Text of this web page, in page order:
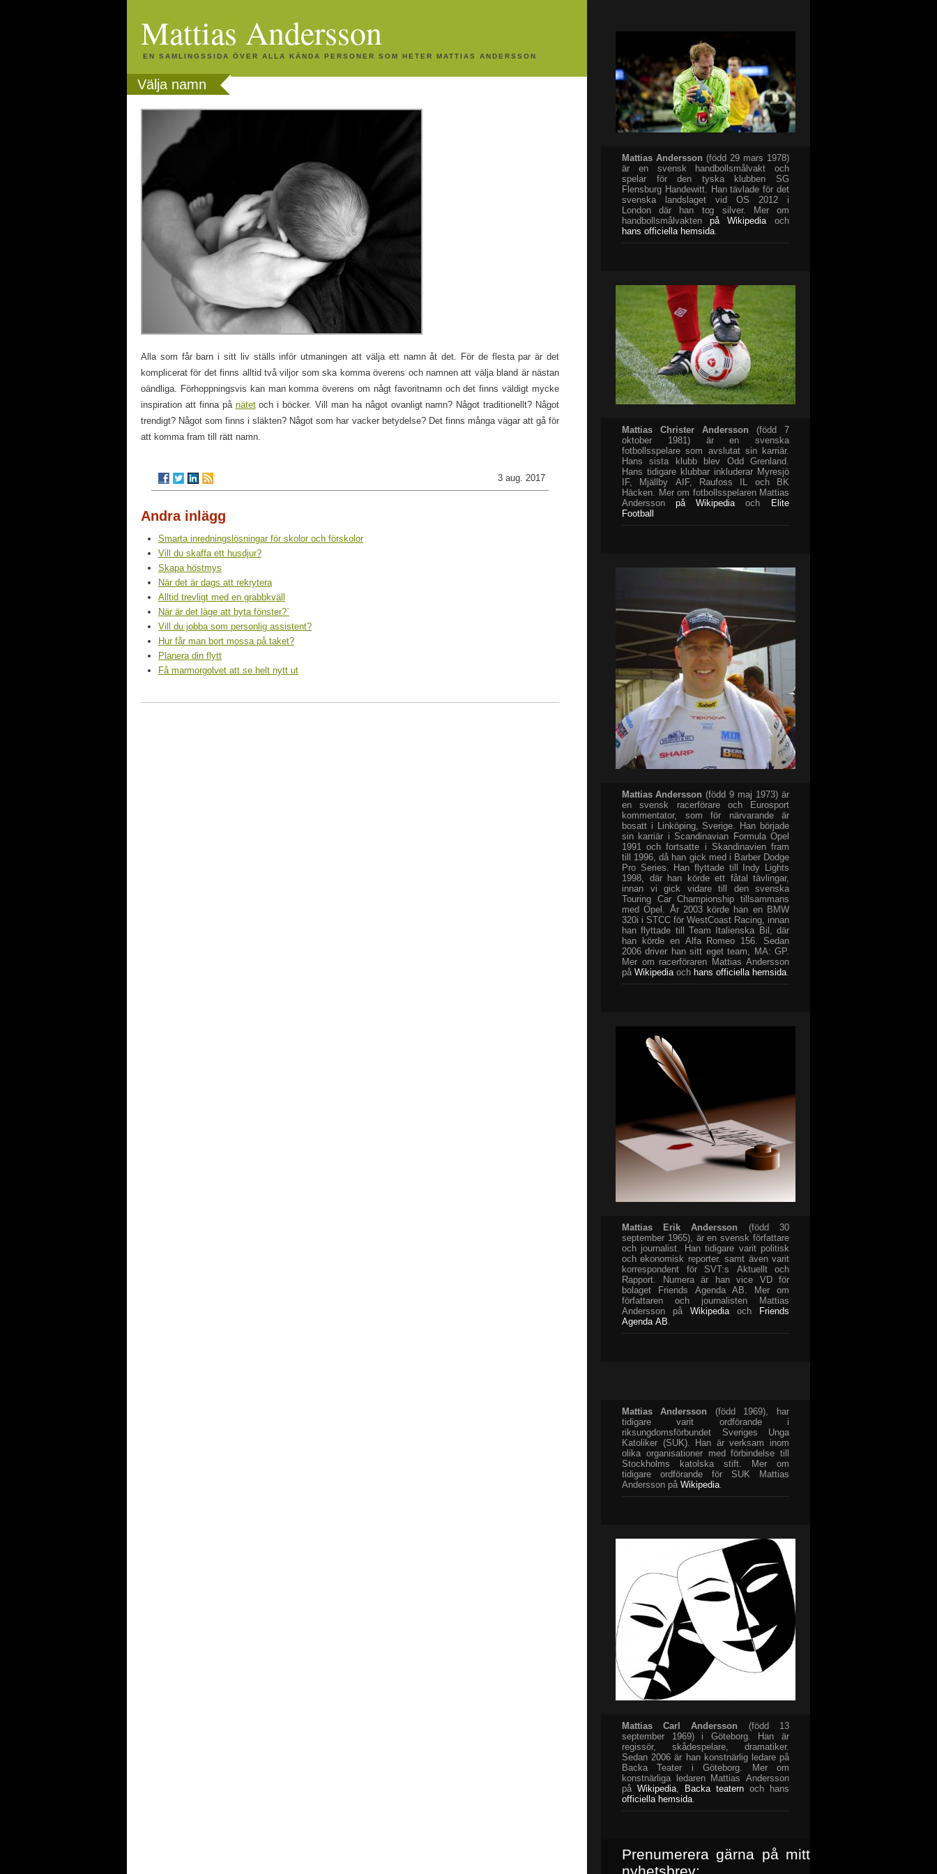
Mattias Andersson
EN SAMLINGSSIDA ÖVER ALLA KÄNDA PERSONER SOM HETER MATTIAS ANDERSSON
Välja namn
Alla som får barn i sitt liv ställs inför utmaningen att välja ett namn åt det. För de flesta par är det
komplicerat för det finns alltid två viljor som ska komma överens och namnen att välja bland är nästan
oändliga. Förhoppningsvis kan man komma överens om någt favoritnamn och det finns väldigt mycke
inspiration att finna på nätetoch i böcker. Vill man ha något ovanligt namn? Något traditionellt? Något
trendigt? Något som finns i släkten? Något som har vacker betydelse? Det finns många vägar att gå för
att komma fram till rätt namn.
3 aug. 2017
Andra inlägg
Smarta inredningslösningar för skolor och förskolor
Vill du skaffa ett husdjur?
Skapa höstmys
När det är dags att rekrytera
Alltid trevligt med en grabbkväll
När är det läge att byta fönster?`
Vill du jobba som personlig assistent?
Hur får man bort mossa på taket?
Planera din flytt
Få marmorgolvet att se helt nytt ut
Mattias Andersson (född 29 mars 1978)
är en svensk handbollsmålvakt och
spelar för den tyska klubben SG
Flensburg Handewitt. Han tävlade för det
svenska landslaget vid OS 2012 i
London där han tog silver. Mer om
handbollsmålvakten
på Wikipedia
och
hans officiella hemsida
Mattias Christer Andersson (född 7
oktober 1981) är en svenska
fotbollsspelare som avslutat sin karriär.
Hans sista klubb blev Odd Grenland.
Hans tidigare klubbar inkluderar Myresjö
IF, Mjällby AIF, Raufoss IL och BK
Häcken. Mer om fotbollsspelaren Mattias
Andersson på Wikipedia och
Elite
Football
Mattias Andersson (född 9 maj 1973) är
en svensk racerförare och Eurosport
kommentator, som för närvarande är
bosatt i Linköping, Sverige. Han började
sin karriär i Scandinavian Formula Opel
1991 och fortsatte i Skandinavien fram
till 1996, då han gick med i Barber Dodge
Pro Series. Han flyttade till Indy Lights
1998, där han körde ett fåtal tävlingar,
innan vi gick vidare till den svenska
Touring Car Championship tillsammans
med Opel. År 2003 körde han en BMW
320i i STCC för WestCoast Racing, innan
han flyttade till Team Italienska Bil, där
han körde en Alfa Romeo 156. Sedan
2006 driver han sitt eget team, MA: GP.
Mer om racerföraren Mattias Andersson
på Wikipedia och hans officiella hemsida.
Mattias Erik Andersson (född 30
september 1965), är en svensk författare
och journalist. Han tidigare varit politisk
och ekonomisk reporter. samt även varit
korrespondent för SVT:s Aktuellt och
Rapport. Numera är han vice VD för
bolaget Friends Agenda AB. Mer om
författaren och journalisten Mattias
Andersson på Wikipedia och
Friends
Agenda AB
Mattias Andersson (född 1969), har
tidigare varit ordförande i
riksungdomsförbundet Sveriges Unga
Katoliker (SUK). Han är verksam inom
olika organisationer med förbindelse till
Stockholms katolska stift. Mer om
tidigare ordförande för SUK Mattias
Andersson på Wikipedia
Mattias Carl Andersson (född 13
september 1969) i Göteborg. Han är
regissör, skådespelare, dramatiker.
Sedan 2006 är han konstnärlig ledare på
Backa Teater i Göteborg. Mer om
konstnärliga ledaren Mattias Andersson
på Wikipedia, Backa teatern och hans
officiella hemsida.
Prenumerera gärna på mitt